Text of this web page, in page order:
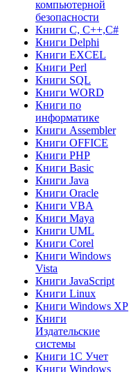
компьютерной
безопасности
Книги C, C++,С#
Книги Delphi
Книги EXCEL
Книги Perl
Книги SQL
Книги WORD
Книги по
информатике
Книги Assembler
Книги OFFICE
Книги PHP
Книги Basic
Книги Java
Книги Oracle
Книги VBA
Книги Maya
Книги UML
Книги Corel
Книги Windows
Vista
Книги JavaScript
Книги Linux
Книги Windows XP
Книги
Издательские
системы
Книги 1C Учет
Книги Windows